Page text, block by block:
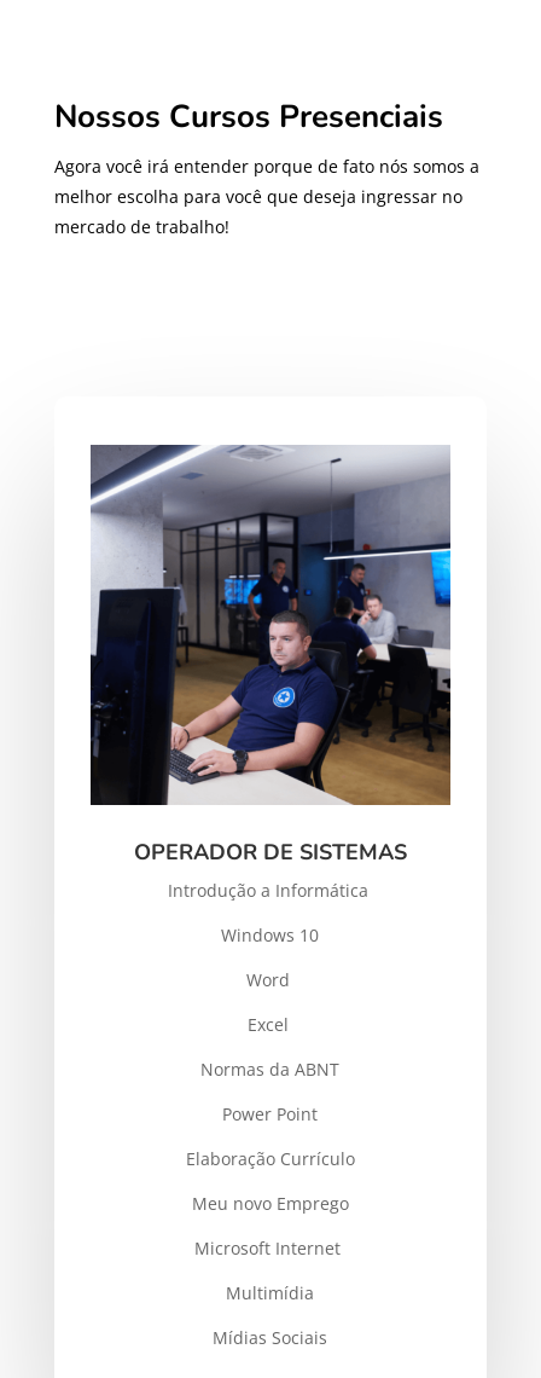
Nossos Cursos Presenciais
Agora você irá entender porque de fato nós somos a
melhor escolha para você que deseja ingressar no
mercado de trabalho!
OPERADOR DE SISTEMAS
Introdução a Informática
Windows 10
Word
Excel
Normas da ABNT
Power Point
Elaboração Currículo
Meu novo Emprego
Microsoft Internet
Multimídia
Mídias Sociais